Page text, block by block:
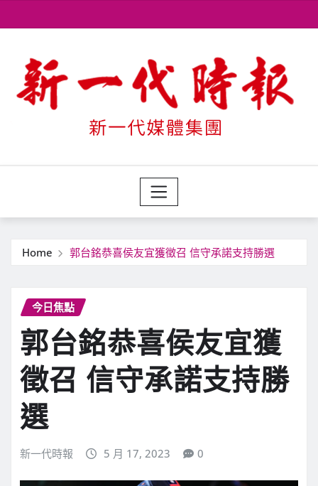
to
Home 郭台銘恭喜侯友宜獲徵召 信守承諾支持勝選
今日焦點
郭台銘恭喜侯友宜獲
徵召 信守承諾支持勝
選
新一代時報 5 月 17, 2023 0